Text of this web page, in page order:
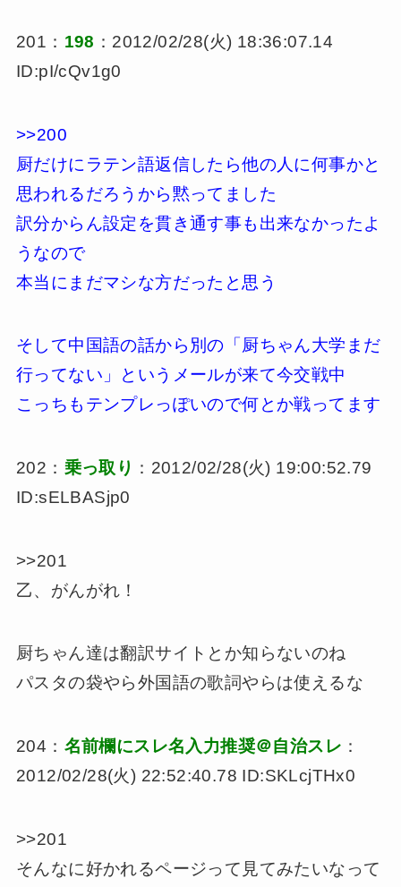
201： 198 ：2012/02/28(火) 18:36:07.14
ID:pI/cQv1g0
>>200
厨だけにラテン語返信したら他の人に何事かと
思われるだろうから黙ってました
訳分からん設定を貫き通す事も出来なかったよ
うなので
本当にまだマシな方だったと思う
そして中国語の話から別の「厨ちゃん大学まだ
行ってない」というメールが来て今交戦中
こっちもテンプレっぽいので何とか戦ってます
202： 乗っ取り ：2012/02/28(火) 19:00:52.79
ID:sELBASjp0
>>201
乙、がんがれ！
厨ちゃん達は翻訳サイトとか知らないのね
パスタの袋やら外国語の歌詞やらは使えるな
204： 名前欄にスレ名入力推奨＠自治スレ ：
2012/02/28(火) 22:52:40.78 ID:SKLcjTHx0
>>201
そんなに好かれるページって見てみたいなって